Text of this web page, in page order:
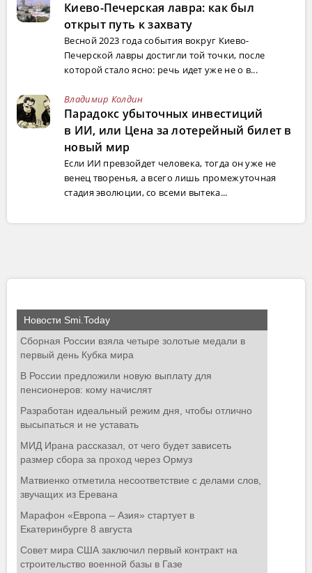
Киево-Печерская лавра: как был
открыт путь к захвату
Весной 2023 года события вокруг Киево-
Печерской лавры достигли той точки, после
которой стало ясно: речь идет уже не о в...
Владимир Колдин
Парадокс убыточных инвестиций
в ИИ, или Цена за лотерейный билет в
новый мир
Если ИИ превзойдет человека, тогда он уже не
венец творенья, а всего лишь промежуточная
стадия эволюции, со всеми вытека...